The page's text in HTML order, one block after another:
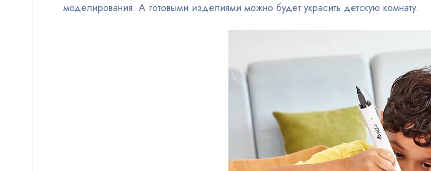
моделирования. А готовыми изделиями можно будет украсить детскую комнату.